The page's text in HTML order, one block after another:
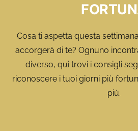
Cosa ti aspetta questa
accorgerà di te? Ognuno
diverso, qui trovi i consigli
riconoscere i tuoi giorni più
più.